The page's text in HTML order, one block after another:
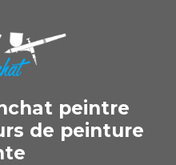
peintre
de peinture